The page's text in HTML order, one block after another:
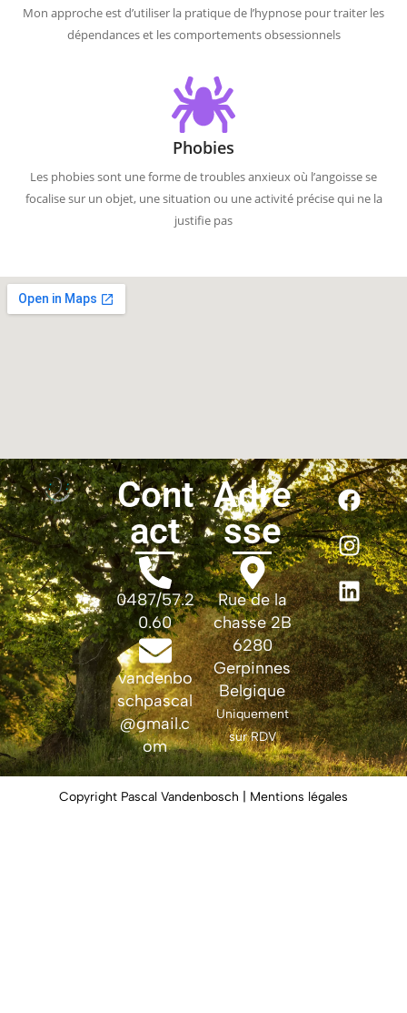
Mon approche est d’utiliser la pratique de l’hypnose pour traiter les
dépendances et les comportements obsessionnels
Phobies
Les phobies sont une forme de troubles anxieux où l’angoisse se
focalise sur un objet, une situation ou une activité précise qui ne la
justifie pas
Cont
act
0487/57.2
0.60
vandenbo
schpascal
@gmail.c
om
Adre
sse
Rue de la
chasse 2B
6280
Gerpinnes
Belgique
Uniquement
sur RDV
Copyright Pascal Vandenbosch | Mentions légales